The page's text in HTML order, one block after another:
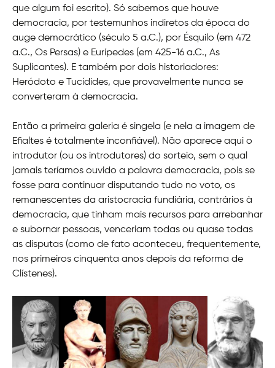
que algum foi escrito). Só sabemos que houve
democracia, por testemunhos indiretos da época do
auge democrático (século 5 a.C.), por Ésquilo (em 472
a.C., Os Persas) e Eurípedes (em 425-16 a.C., As
Suplicantes). E também por dois historiadores:
Heródoto e Tucídides, que provavelmente nunca se
converteram à democracia.
Então a primeira galeria é singela (e nela a imagem de
Efialtes é totalmente inconfiável). Não aparece aqui o
introdutor (ou os introdutores) do sorteio, sem o qual
jamais teríamos ouvido a palavra democracia, pois se
fosse para continuar disputando tudo no voto, os
remanescentes da aristocracia fundiária, contrários à
democracia, que tinham mais recursos para arrebanhar
e subornar pessoas, venceriam todas ou quase todas
as disputas (como de fato aconteceu, frequentemente,
nos primeiros cinquenta anos depois da reforma de
Clístenes).